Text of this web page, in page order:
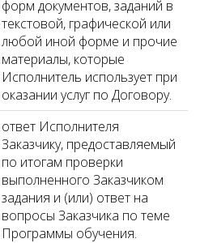
форм документов, заданий в
текстовой, графической или
любой иной форме и прочие
материалы, которые
Исполнитель использует при
оказании услуг по Договору.
ответ Исполнителя
Заказчику, предоставляемый
по итогам проверки
выполненного Заказчиком
задания и (или) ответ на
вопросы Заказчика по теме
Программы обучения.